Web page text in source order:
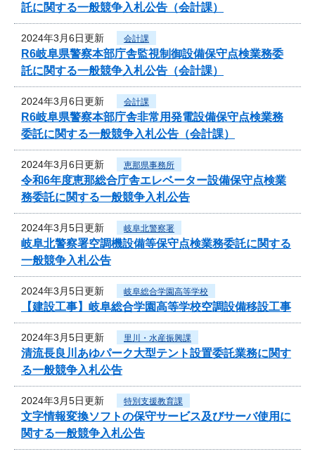
託に関する一般競争入札公告（会計課）
2024年3月6日更新 会計課
R6岐阜県警察本部庁舎監視制御設備保守点検業務委
託に関する一般競争入札公告（会計課）
2024年3月6日更新 会計課
R6岐阜県警察本部庁舎非常用発電設備保守点検業務
委託に関する一般競争入札公告（会計課）
2024年3月6日更新 恵那県事務所
令和6年度恵那総合庁舎エレベーター設備保守点検業
務委託に関する一般競争入札公告
2024年3月5日更新 岐阜北警察署
岐阜北警察署空調機設備等保守点検業務委託に関する
一般競争入札公告
2024年3月5日更新 岐阜総合学園高等学校
【建設工事】岐阜総合学園高等学校空調設備移設工事
2024年3月5日更新 里川・水産振興課
清流長良川あゆパーク大型テント設置委託業務に関す
る一般競争入札公告
2024年3月5日更新 特別支援教育課
文字情報変換ソフトの保守サービス及びサーバ使用に
関する一般競争入札公告